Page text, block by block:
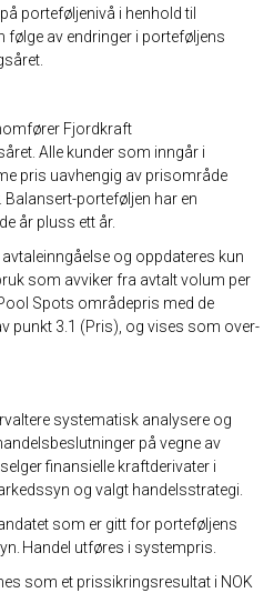
porteføljenivå i henhold til
av endringer i porteføljens
Fjordkraft
Alle kunder som inngår i
pris uavhengig av prisområde
porteføljen har en
år pluss ett år.
og oppdateres kun
som avviker fra avtalt volum per
Spots områdepris med de
punkt 3.1 (Pris), og vises som over-
systematisk analysere og
på vegne av
finansielle kraftderivater i
og valgt handelsstrategi.
som er gitt for porteføljens
Handel utføres i systempris.
som et prissikringsresultat i NOK